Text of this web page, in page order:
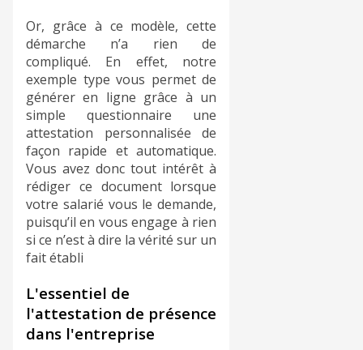
Or, grâce à ce modèle, cette
démarche n’a rien de
compliqué. En effet, notre
exemple type vous permet de
générer en ligne grâce à un
simple questionnaire une
attestation personnalisée de
façon rapide et automatique.
Vous avez donc tout intérêt à
rédiger ce document lorsque
votre salarié vous le demande,
puisqu’il en vous engage à rien
si ce n’est à dire la vérité sur un
fait établi
L'essentiel de
l'attestation de présence
dans l'entreprise